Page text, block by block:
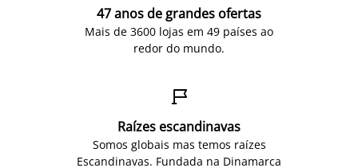
47 anos de grandes ofertas
Mais de 3600 lojas em 49 países ao
redor do mundo.

Raízes escandinavas
Somos globais mas temos raízes
Escandinavas. Fundada na Dinamarca